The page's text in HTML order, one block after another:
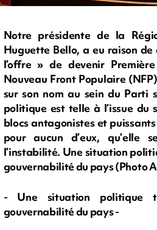
Notre présidente de la
Huguette Bello, a eu raison
l’offre » de devenir
Nouveau Front Populaire
sur son nom au sein du Parti
politique est telle à l’issue du
blocs antagonistes et
pour aucun d’eux, qu’elle
l’instabilité. Une situation
gouvernabilité du pays (Photo
- Une situation politique
gouvernabilité du pays -